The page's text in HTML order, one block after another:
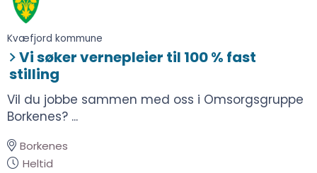
Kvæfjord kommune
Vi søker vernepleier til 100 % fast
stilling
Vil du jobbe sammen med oss i Omsorgsgruppe
Borkenes? ...
Borkenes
Heltid